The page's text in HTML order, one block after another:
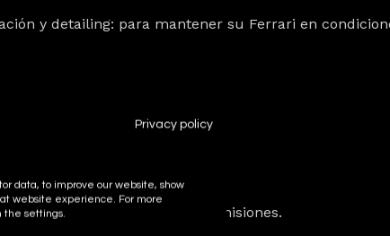
y detailing: para mantener su Ferrari en
el Ferrari 296 GTB
modo eléctrico del 296 GTB?
urbanos sin emisiones.
Privacy policy
data, to improve our website, show
website experience. For more
the settings.